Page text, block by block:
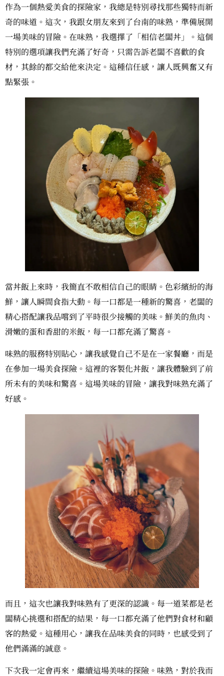
作為一個熱愛美食的探險家，我總是特別尋找那些獨特而新
奇的味道。這次，我跟女朋友來到了台南的味熟，準備展開
一場美味的冒險。在味熟，我選擇了「相信老闆丼」。這個
特別的選項讓我們充滿了好奇，只需告訴老闆不喜歡的食
材，其餘的都交給他來決定。這種信任感，讓人既興奮又有
點緊張。
當丼飯上來時，我簡直不敢相信自己的眼睛。色彩繽紛的海
鮮，讓人瞬間食指大動。每一口都是一種新的驚喜，老闆的
精心搭配讓我品嚐到了平時很少接觸的美味。鮮美的魚肉、
滑嫩的蛋和香甜的米飯，每一口都充滿了驚喜。
味熟的服務特別貼心，讓我感覺自己不是在一家餐廳，而是
在參加一場美食探險。這裡的客製化丼飯，讓我體驗到了前
所未有的美味和驚喜。這場美味的冒險，讓我對味熟充滿了
好感。
而且，這次也讓我對味熟有了更深的認識。每一道菜都是老
闆精心挑選和搭配的結果，每一口都充滿了他們對食材和顧
客的熱愛。這種用心，讓我在品味美食的同時，也感受到了
他們滿滿的誠意。
下次我一定會再來，繼續這場美味的探險。味熟，對於我而